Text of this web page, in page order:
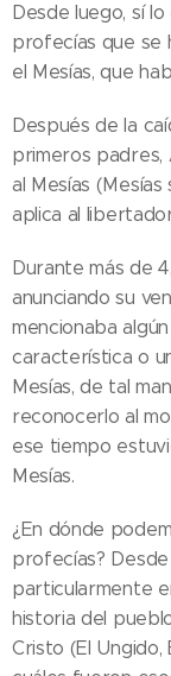
Desde luego, sí
profecías que se
el Mesías, que
Después de la
primeros padres,
al Mesías
aplica al
Durante más de
anunciando su
mencionaba
característica o
Mesías, de tal
reconocerlo al
ese tiempo
Mesías.
¿En dónde
profecías?
particularmente
historia del
Cristo (El Ungido,